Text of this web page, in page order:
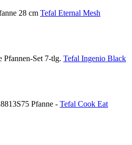
Tefal Eternal Mesh
Tefal Ingenio Black
Tefal Cook Eat